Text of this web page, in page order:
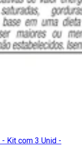
Kit com 3 Unid -